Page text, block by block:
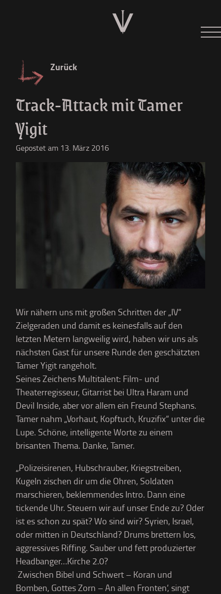
Tour 2026
Der W
Diskographie
Shop
Zurück
Track-Attack mit Tamer
Yigit
Gepostet am 13. März 2016
Wir nähern uns mit großen Schritten der „IV“
Zielgeraden und damit es keinesfalls auf den
letzten Metern langweilig wird, haben wir uns als
nächsten Gast für unsere Runde den geschätzten
Tamer Yigit rangeholt.
Seines Zeichens Multitalent: Film- und
Theaterregisseur, Gitarrist bei Ultra Haram und
Devil Inside, aber vor allem ein Freund Stephans.
Tamer nahm „Vorhaut, Kopftuch, Kruzifix“ unter die
Lupe. Schöne, intelligente Worte zu einem
brisanten Thema. Danke, Tamer.
„Polizeisirenen, Hubschrauber, Kriegstreiben,
Kugeln zischen dir um die Ohren, Soldaten
marschieren, beklemmendes Intro. Dann eine
tickende Uhr. Steuern wir auf unser Ende zu? Oder
ist es schon zu spät? Wo sind wir? Syrien, Israel,
oder mitten in Deutschland? Drums brettern los,
aggressives Riffing. Sauber und fett produzierter
Headbanger…Kirche 2.0?
‚Zwischen Bibel und Schwert – Koran und
Bomben, Gottes Zorn – An allen Fronten‘, singt